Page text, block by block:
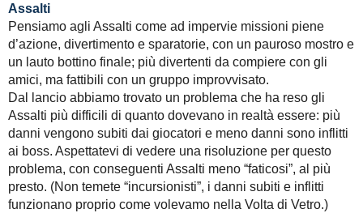
Assalti
Pensiamo agli Assalti come ad impervie missioni piene
d’azione, divertimento e sparatorie, con un pauroso mostro e
un lauto bottino finale; più divertenti da compiere con gli
amici, ma fattibili con un gruppo improvvisato.
Dal lancio abbiamo trovato un problema che ha reso gli
Assalti più difficili di quanto dovevano in realtà essere: più
danni vengono subiti dai giocatori e meno danni sono inflitti
ai boss. Aspettatevi di vedere una risoluzione per questo
problema, con conseguenti Assalti meno “faticosi”, al più
presto. (Non temete “incursionisti”, i danni subiti e inflitti
funzionano proprio come volevamo nella Volta di Vetro.)